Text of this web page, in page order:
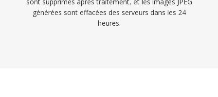
générées sont effacées des serveurs dans les 24
heures.